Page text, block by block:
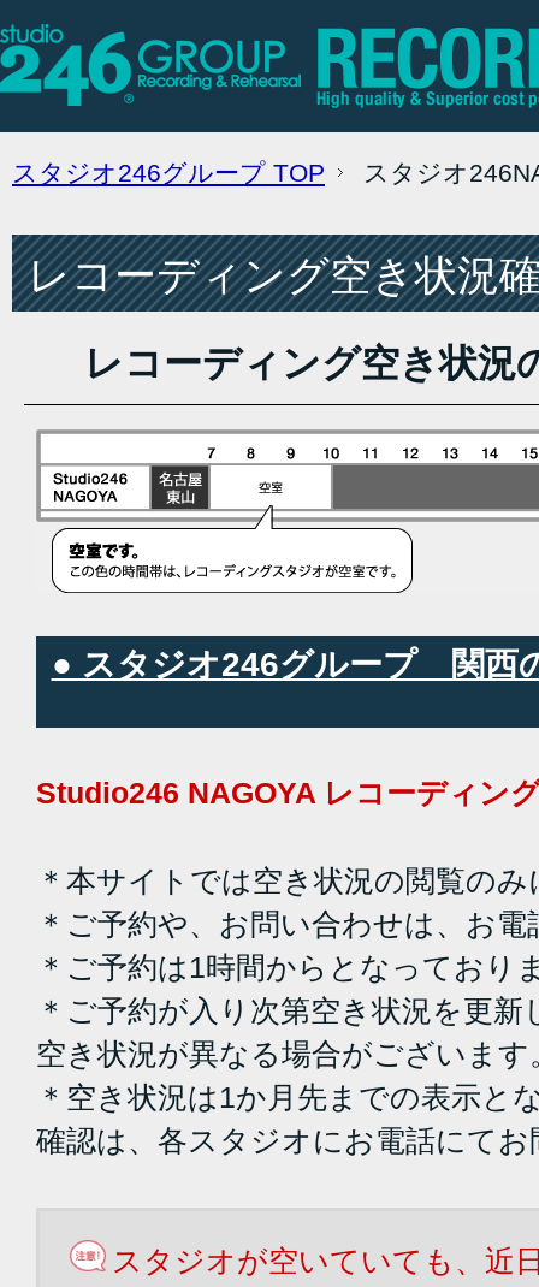
スタジオ246グループ TOP スタジオ
レコーディング空き状況
レコーディング空き状況
● スタジオ246グループ 関西
Studio246 NAGOYA レコーディン
＊本サイトでは空き状況の閲覧の
＊ご予約や、お問い合わせは、お
＊ご予約は1時間からとなっており
＊ご予約が入り次第空き状況を更
空き状況が異なる場合がございます
＊空き状況は1か月先までの表示と
確認は、各スタジオにお電話にて
スタジオが空いていても、近